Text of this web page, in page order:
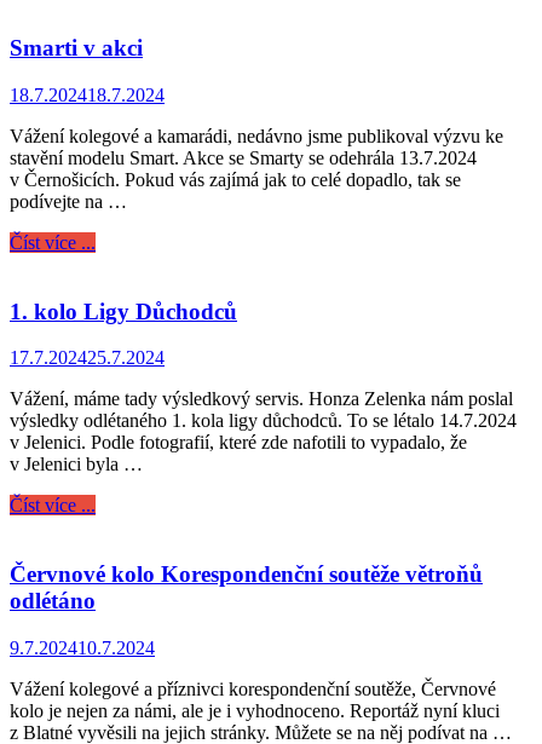
Smarti v akci
18.7.202418.7.2024
Vážení kolegové a kamarádi, nedávno jsme publikoval výzvu ke
stavění modelu Smart. Akce se Smarty se odehrála 13.7.2024
v Černošicích. Pokud vás zajímá jak to celé dopadlo, tak se
podívejte na …
Číst více ...
1. kolo Ligy Důchodců
17.7.202425.7.2024
Vážení, máme tady výsledkový servis. Honza Zelenka nám poslal
výsledky odlétaného 1. kola ligy důchodců. To se létalo 14.7.2024
v Jelenici. Podle fotografií, které zde nafotili to vypadalo, že
v Jelenici byla …
Číst více ...
Červnové kolo Korespondenční soutěže větroňů
odlétáno
9.7.202410.7.2024
Vážení kolegové a příznivci korespondenční soutěže, Červnové
kolo je nejen za námi, ale je i vyhodnoceno. Reportáž nyní kluci
z Blatné vyvěsili na jejich stránky. Můžete se na něj podívat na …